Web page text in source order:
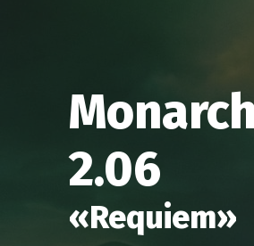
2.06
«Requiem»